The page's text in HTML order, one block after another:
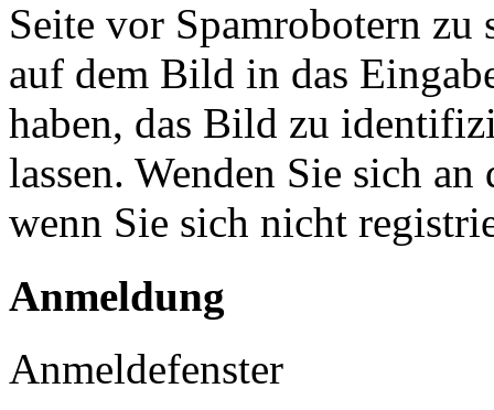
Seite vor Spamrobotern zu
auf dem Bild in das
haben, das Bild zu
lassen. Wenden Sie sich
wenn Sie sich nicht
Anmeldung
Anmeldefenster